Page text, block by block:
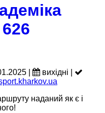
|
вихідні |
наданий як є і